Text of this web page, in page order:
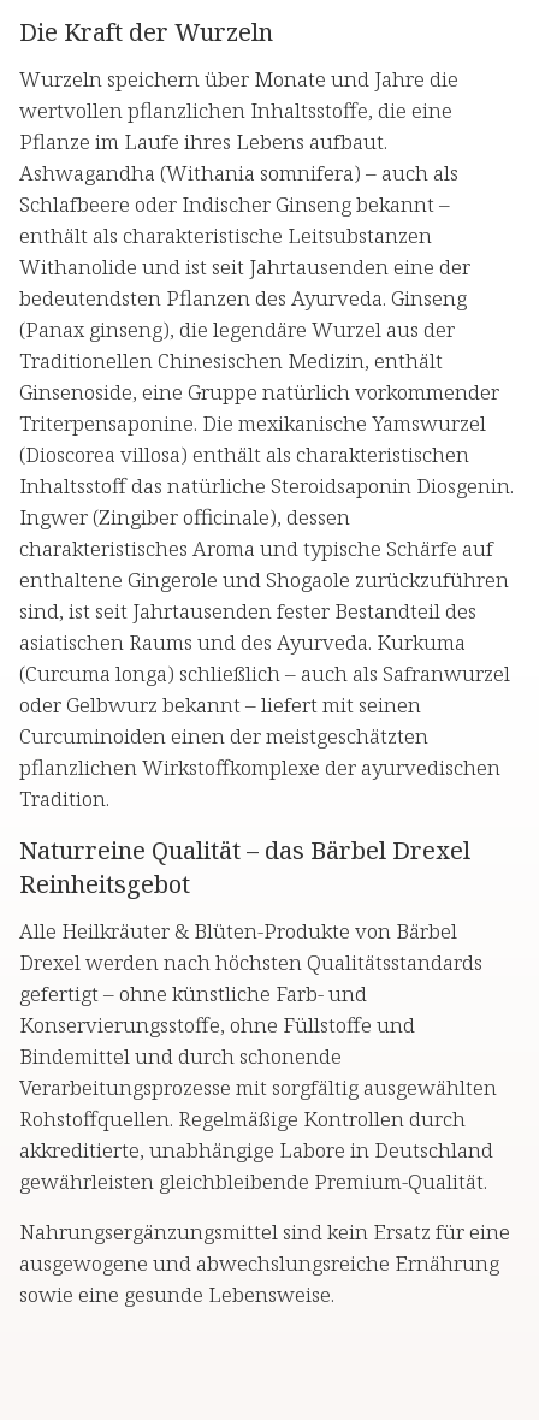
Die Kraft der Wurzeln
Wurzeln speichern über Monate und Jahre die
wertvollen pflanzlichen Inhaltsstoffe, die eine
Pflanze im Laufe ihres Lebens aufbaut.
Ashwagandha (Withania somnifera) – auch als
Schlafbeere oder Indischer Ginseng bekannt –
enthält als charakteristische Leitsubstanzen
Withanolide und ist seit Jahrtausenden eine der
bedeutendsten Pflanzen des Ayurveda. Ginseng
(Panax ginseng), die legendäre Wurzel aus der
Traditionellen Chinesischen Medizin, enthält
Ginsenoside, eine Gruppe natürlich vorkommender
Triterpensaponine. Die mexikanische Yamswurzel
(Dioscorea villosa) enthält als charakteristischen
Inhaltsstoff das natürliche Steroidsaponin Diosgenin.
Ingwer (Zingiber officinale), dessen
charakteristisches Aroma und typische Schärfe auf
enthaltene Gingerole und Shogaole zurückzuführen
sind, ist seit Jahrtausenden fester Bestandteil des
asiatischen Raums und des Ayurveda. Kurkuma
(Curcuma longa) schließlich – auch als Safranwurzel
oder Gelbwurz bekannt – liefert mit seinen
Curcuminoiden einen der meistgeschätzten
pflanzlichen Wirkstoffkomplexe der ayurvedischen
Tradition.
Naturreine Qualität – das Bärbel Drexel
Reinheitsgebot
Alle Heilkräuter & Blüten-Produkte von Bärbel
Drexel werden nach höchsten Qualitätsstandards
gefertigt – ohne künstliche Farb- und
Konservierungsstoffe, ohne Füllstoffe und
Bindemittel und durch schonende
Verarbeitungsprozesse mit sorgfältig ausgewählten
Rohstoffquellen. Regelmäßige Kontrollen durch
akkreditierte, unabhängige Labore in Deutschland
gewährleisten gleichbleibende Premium-Qualität.
Nahrungsergänzungsmittel sind kein Ersatz für eine
ausgewogene und abwechslungsreiche Ernährung
sowie eine gesunde Lebensweise.